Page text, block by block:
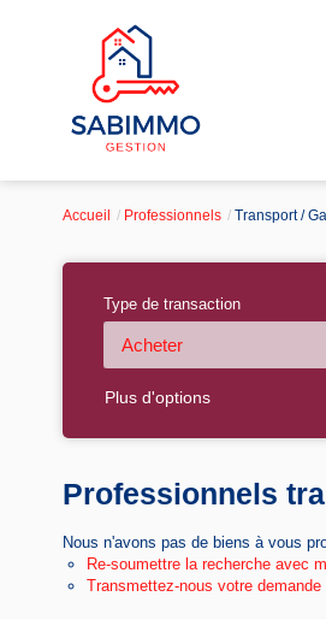
Accueil Professionnels Transport /
Type de transaction
Acheter
Plus d'options
Professionnels
Nous n'avons pas de biens à vous
Re-soumettre la recherche avec
Transmettez-nous votre demande